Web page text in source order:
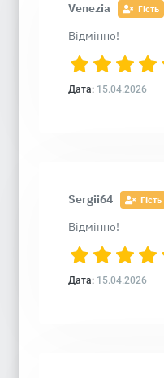
Venezia Гість
Відмінно!
Дата: 15.04.2026
Sergii64 Гість
Відмінно!
Дата: 15.04.2026